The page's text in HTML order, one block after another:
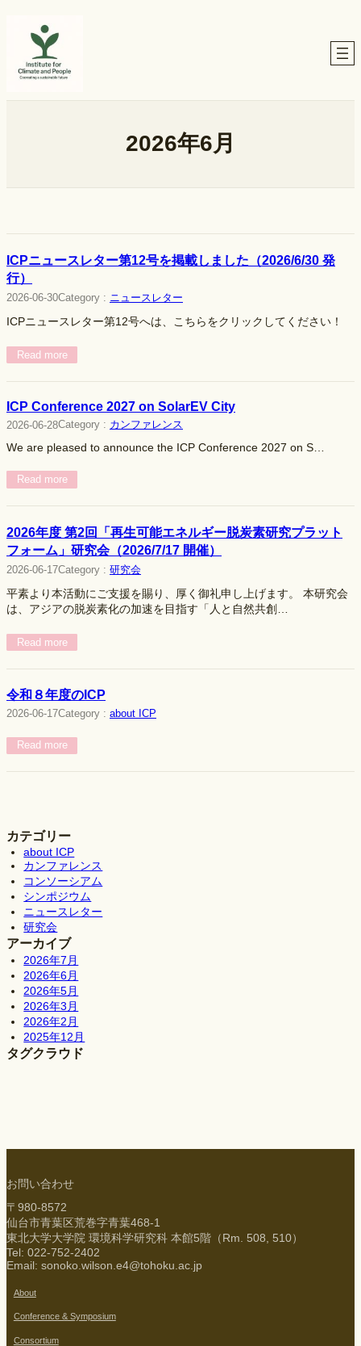
2026年6月
ICPニュースレター第12号を掲載しました（2026/6/30 発
行）
2026-06-30Category : ニュースレター
ICPニュースレター第12号へは、こちらをクリックしてください！
Read more
ICP Conference 2027 on SolarEV City
2026-06-28Category : カンファレンス
We are pleased to announce the ICP Conference 2027 on S…
Read more
2026年度 第2回「再生可能エネルギー脱炭素研究プラット
フォーム」研究会（2026/7/17 開催）
2026-06-17Category : 研究会
平素より本活動にご支援を賜り、厚く御礼申し上げます。 本研究会
は、アジアの脱炭素化の加速を目指す「人と自然共創…
Read more
令和８年度のICP
2026-06-17Category : about ICP
Read more
カテゴリー
about ICP
カンファレンス
コンソーシアム
シンポジウム
ニュースレター
研究会
アーカイブ
2026年7月
2026年6月
2026年5月
2026年3月
2026年2月
2025年12月
タグクラウド
お問い合わせ
〒980-8572
仙台市青葉区荒巻字青葉468-1
東北大学大学院 環境科学研究科 本館5階（Rm. 508, 510）
Tel: 022-752-2402
Email: sonoko.wilson.e4@tohoku.ac.jp
About
Conference & Symposium
Consortium